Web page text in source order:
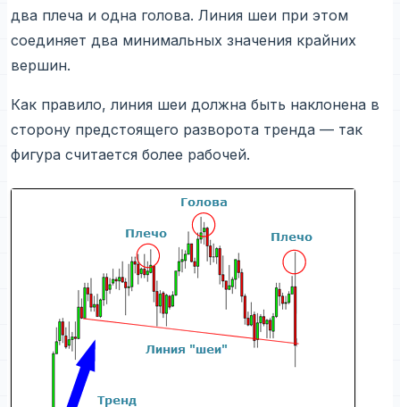
два плеча и одна голова. Линия шеи при этом
соединяет два минимальных значения крайних
вершин.
Как правило, линия шеи должна быть наклонена в
сторону предстоящего разворота тренда — так
фигура считается более рабочей.